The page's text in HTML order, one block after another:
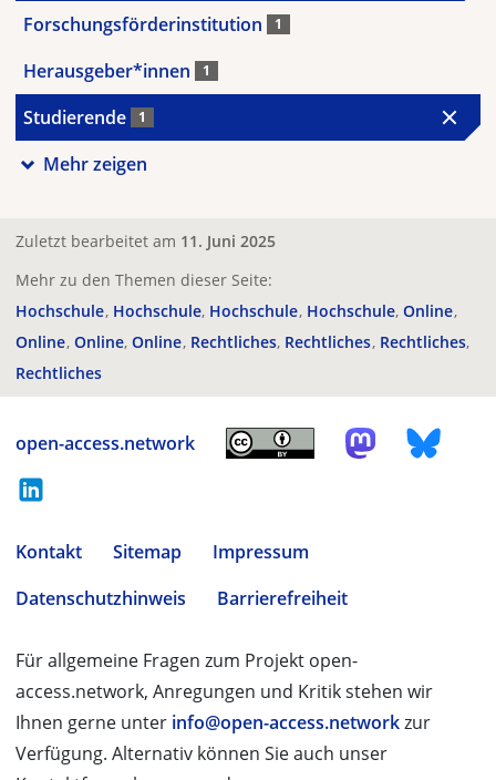
Forschungsförderinstitution 1
Herausgeber*innen 1
Studierende 1
Mehr zeigen
Zuletzt bearbeitet am 11. Juni 2025
Mehr zu den Themen dieser Seite:
Hochschule Hochschule Hochschule Hochschule Online
Online Online Online Rechtliches Rechtliches Rechtliches
Rechtliches
open-access.network
Kontakt Sitemap
Impressum
Datenschutzhinweis
Barrierefreiheit
Für allgemeine Fragen zum Projekt open-
access.network, Anregungen und Kritik stehen wir
Ihnen gerne unter info@open-access.networkzur
Verfügung. Alternativ können Sie auch unser